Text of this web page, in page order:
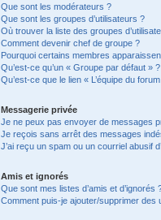
Que sont les modérateurs ?
Que sont les groupes d’utilisateurs ?
Où trouver la liste des groupes
Comment devenir chef de groupe ?
Pourquoi certains membres
Qu’est-ce qu’un « Groupe par défaut » ?
Qu’est-ce que le lien « L’équipe du
Messagerie privée
Je ne peux pas envoyer de messages
Je reçois sans arrêt des messages
J’ai reçu un spam ou un courriel abusif
Amis et ignorés
Que sont mes listes d’amis et d’ignorés
Comment puis-je ajouter/supprimer des